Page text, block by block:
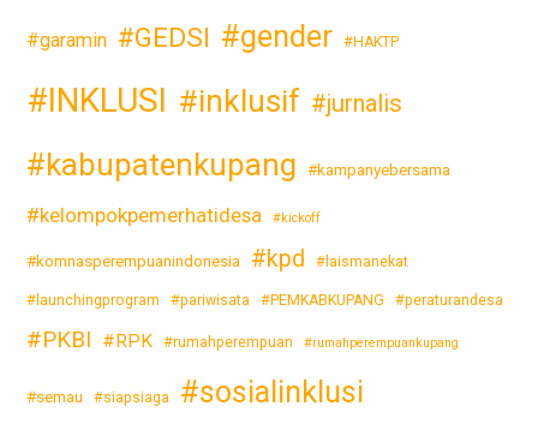
#garamin #GEDSI #gender #HAKTP
#INKLUSI #inklusif #jurnalis
#kabupatenkupang #kampanyebersama
#kelompokpemerhatidesa #kickoff
#komnasperempuanindonesia #kpd #laismanekat
#launchingprogram #pariwisata #PEMKABKUPANG #peraturandesa
#PKBI #RPK #rumahperempuan #rumahperempuankupang
#semau #siapsiaga #sosialinklusi